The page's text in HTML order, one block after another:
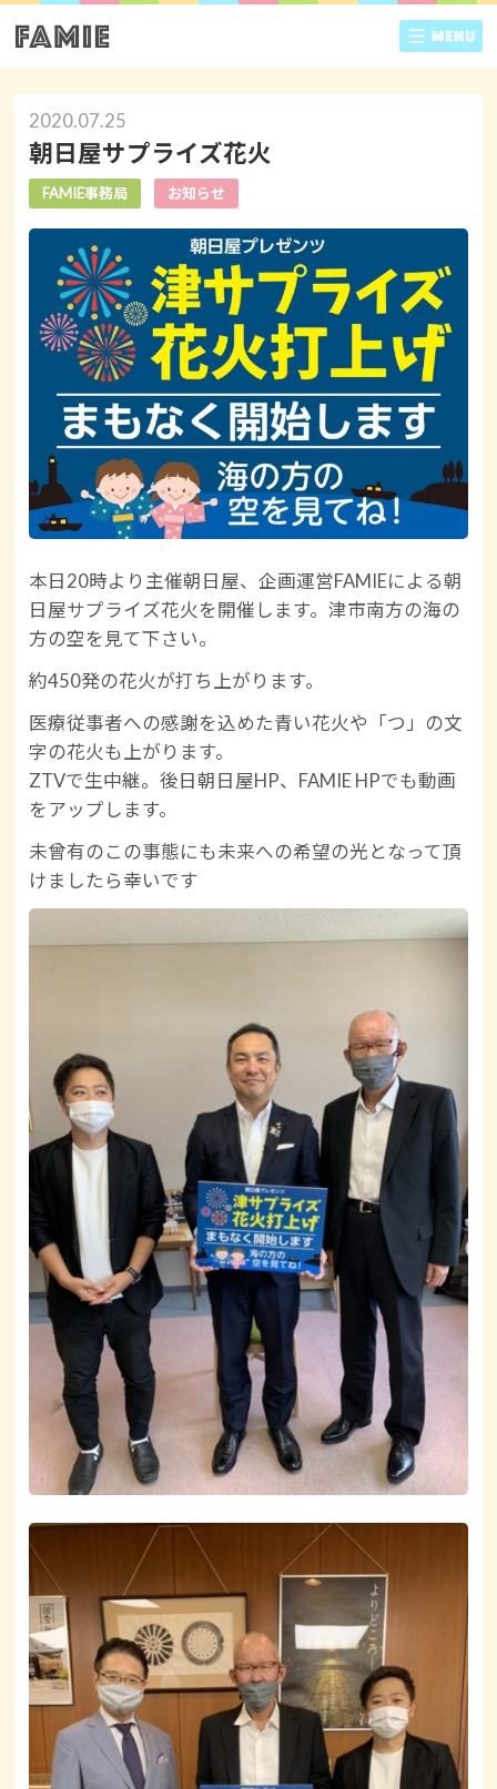
2020.07.25
朝日屋サプライズ花火
FAMIE事務局 お知らせ
本日20時より主催朝日屋、企画運営FAMIEによる朝
日屋サプライズ花火を開催します。津市南方の海の
方の空を見て下さい。
約450発の花火が打ち上がります。
医療従事者への感謝を込めた青い花火や「つ」の文
字の花火も上がります。
ZTVで生中継。後日朝日屋HP、FAMIE HPでも動画
をアップします。
未曾有のこの事態にも未来への希望の光となって頂
けましたら幸いです